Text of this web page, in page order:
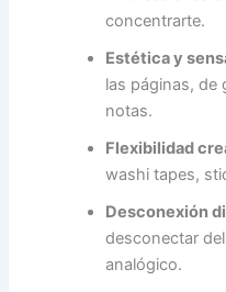
concentrarte.
Estética y
las páginas, de
notas.
Flexibilidad
washi tapes,
Desconexión
desconectar
analógico.